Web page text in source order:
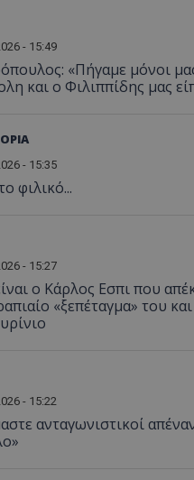
- 15:49
«Πήγαμε μόνοι
και ο Φιλιππίδης μας
- 15:35
φιλικό...
- 15:27
ο Κάρλος Εσπι που
«ξεπέταγμα» του
- 15:22
ανταγωνιστικοί